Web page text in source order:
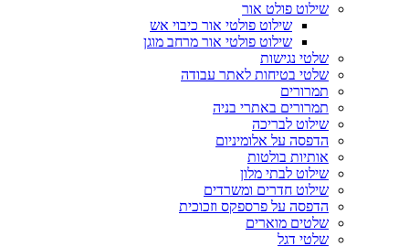
שילוט פולט אור
שילוט פולטי אור כיבוי אש
שילוט פולטי אור מרחב מוגן
שלטי נגישות
שלטי בטיחות לאתר עבודה
תמרורים
תמרורים באתרי בניה
שילוט לבריכה
הדפסה על אלומיניום
אותיות בולטות
שילוט לבתי מלון
שילוט חדרים ומשרדים
הדפסה על פרספקס וזכוכית
שלטים מוארים
שלטי דגל